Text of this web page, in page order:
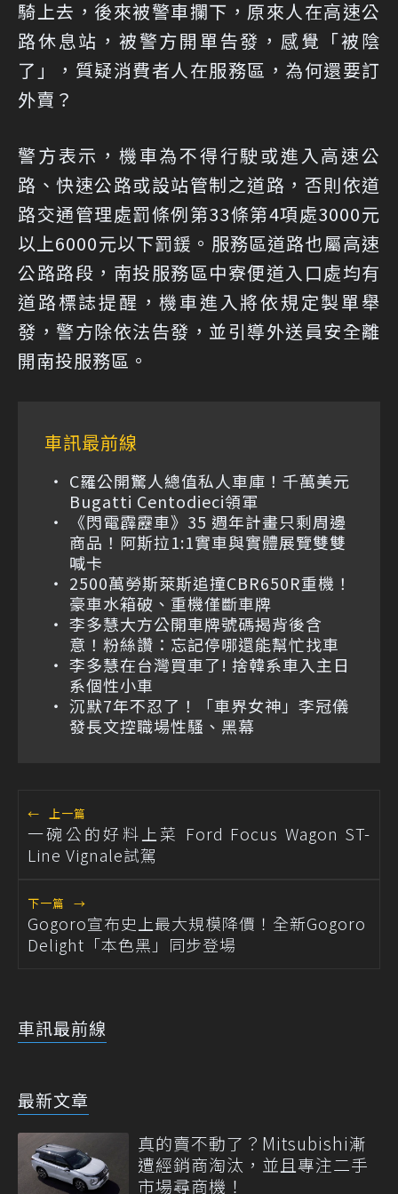
騎上去，後來被警車攔下，原來人在高速公
路休息站，被警方開單告發，感覺「被陰
了」，質疑消費者人在服務區，為何還要訂
外賣？
警方表示，機車為不得行駛或進入高速公
路、快速公路或設站管制之道路，否則依道
路交通管理處罰條例第33條第4項處3000元
以上6000元以下罰鍰。服務區道路也屬高速
公路路段，南投服務區中寮便道入口處均有
道路標誌提醒，機車進入將依規定製單舉
發，警方除依法告發，並引導外送員安全離
開南投服務區。
車訊最前線
C羅公開驚人總值私人車庫！千萬美元
Bugatti Centodieci領軍
《閃電霹靂車》35 週年計畫只剩周邊
商品！阿斯拉1:1實車與實體展覽雙雙
喊卡
2500萬勞斯萊斯追撞CBR650R重機！
豪車水箱破、重機僅斷車牌
李多慧大方公開車牌號碼揭背後含
意！粉絲讚：忘記停哪還能幫忙找車
李多慧在台灣買車了! 捨韓系車入主日
系個性小車
沉默7年不忍了！「車界女神」李冠儀
發長文控職場性騷、黑幕
← 上一篇
一碗公的好料上菜 Ford Focus Wagon ST-
Line Vignale試駕
下一篇 →
Gogoro宣布史上最大規模降價！全新Gogoro
Delight「本色黑」同步登場
車訊最前線
最新文章
真的賣不動了？Mitsubishi漸
遭經銷商淘汰，並且專注二手
市場尋商機！